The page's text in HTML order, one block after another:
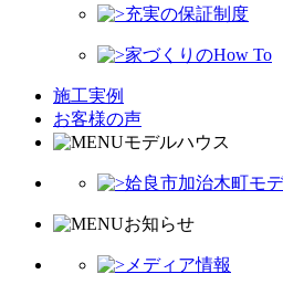
充実の保証制度
家づくりのHow To
施工実例
お客様の声
モデルハウス
姶良市加治木町モ
お知らせ
メディア情報